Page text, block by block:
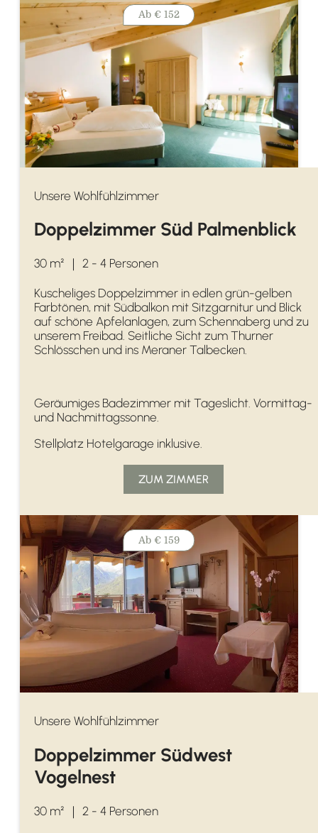
Unsere Wohlfühlzimmer
Doppelzimmer Süd Palmenblick
30 m² ｜ 2 - 4 Personen
Kuscheliges Doppelzimmer in edlen grün-gelben
Farbtönen, mit Südbalkon mit Sitzgarnitur und Blick
auf schöne Apfelanlagen, zum Schennaberg und zu
unserem Freibad. Seitliche Sicht zum Thurner
Schlösschen und ins Meraner Talbecken.
Geräumiges Badezimmer mit Tageslicht. Vormittag-
und Nachmittagssonne.
Stellplatz Hotelgarage inklusive.
ZUM ZIMMER
Ab € 152
Unsere Wohlfühlzimmer
Doppelzimmer Südwest
Vogelnest
30 m² ｜ 2 - 4 Personen
Ab € 159